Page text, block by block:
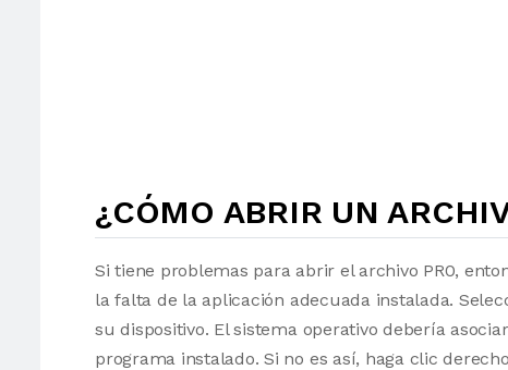
¿CÓMO ABRIR UN
Si tiene problemas para abrir el archivo PR0,
la falta de la aplicación adecuada instalada.
su dispositivo. El sistema operativo debería
programa instalado. Si no es así, haga clic